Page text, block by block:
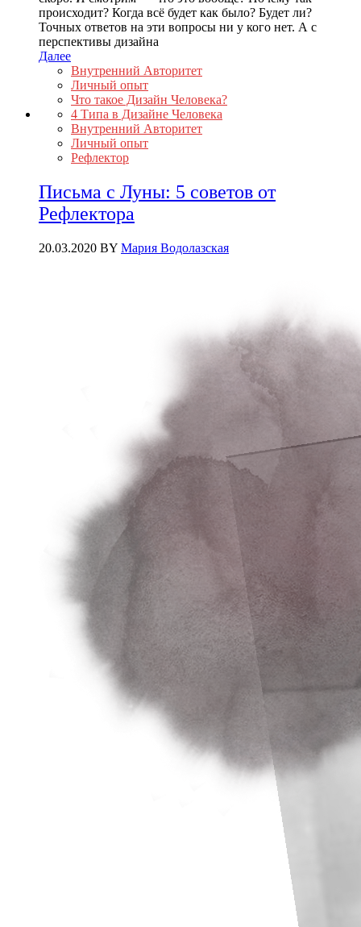
происходит? Когда всё будет как было? Будет ли?
Точных ответов на эти вопросы ни у кого нет. А с
перспективы дизайна
Далее
Внутренний Авторитет
Личный опыт
Что такое Дизайн Человека?
4 Типа в Дизайне Человека
Внутренний Авторитет
Личный опыт
Рефлектор
Письма с Луны: 5 советов от
Рефлектора
20.03.2020 BY Мария Водолазская